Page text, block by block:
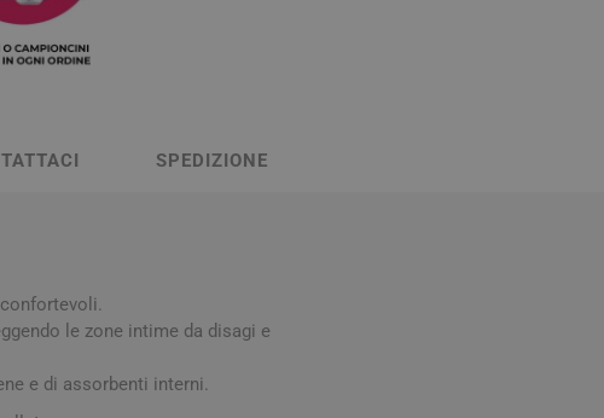
per lo Sport
Stomaco e Intestino
Mani e Ragadi
Accessori
SPEDIZIONE
le zone intime da disagi e
e di assorbenti interni.